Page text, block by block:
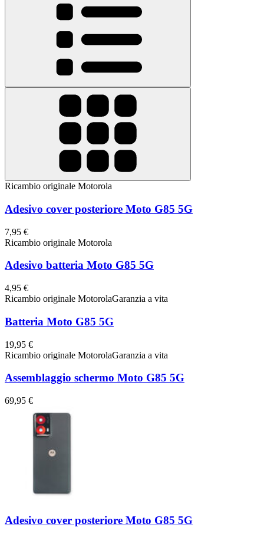
Ricambio originale Motorola
Adesivo cover posteriore Moto G85 5G
7,95 €
Ricambio originale Motorola
Adesivo batteria Moto G85 5G
4,95 €
Ricambio originale MotorolaGaranzia a vita
Batteria Moto G85 5G
19,95 €
Ricambio originale MotorolaGaranzia a vita
Assemblaggio schermo Moto G85 5G
69,95 €
Adesivo cover posteriore Moto G85 5G